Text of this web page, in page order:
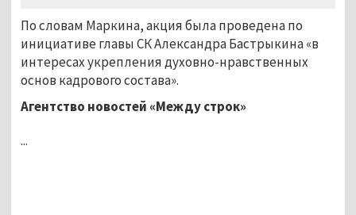
По словам Маркина, акция была проведена по
инициативе главы СК Александра Бастрыкина «в
интересах укрепления духовно-нравственных
основ кадрового состава».
Агентство новостей «Между строк»
...